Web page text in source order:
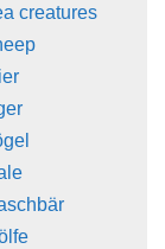
creatures